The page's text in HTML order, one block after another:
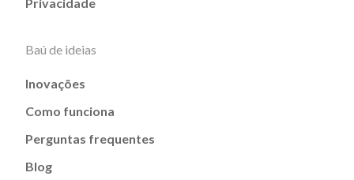
Baú de ideias
Inovações
Como funciona
Perguntas frequentes
Blog